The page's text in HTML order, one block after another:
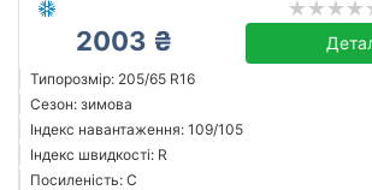
2003 ₴
Типорозмір: 205/65 R16
Сезон: зимова
Індекс навантаження: 109/105
Індекс швидкості: R
Посиленість: C